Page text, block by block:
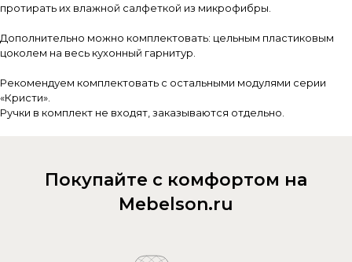
протирать их влажной салфеткой из микрофибры.
Дополнительно можно комплектовать: цельным пластиковым
цоколем на весь кухонный гарнитур.
Рекомендуем комплектовать с остальными модулями серии
«Кристи».
Ручки в комплект не входят, заказываются отдельно.
Покупайте с комфортом на
Mebelson.ru